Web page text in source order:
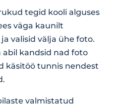
tegid kooli alguses
väga kaunilt
valisid välja ühe foto.
abil kandsid nad foto
käsitöö tunnis nendest
valmistatud